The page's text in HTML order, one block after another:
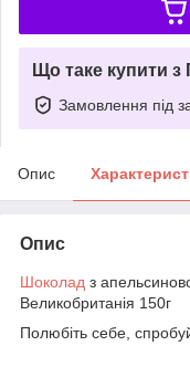
Що таке купити
Замовлення під
Опис
Опис
Шоколад з
Великобританія 150г
Полюбіть себе,